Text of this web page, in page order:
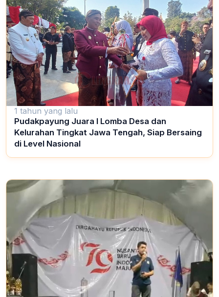
1 tahun yang lalu
Pudakpayung Juara I Lomba Desa dan
Kelurahan Tingkat Jawa Tengah, Siap Bersaing
di Level Nasional